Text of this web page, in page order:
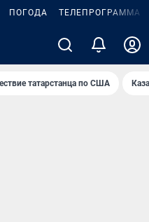
ПОГОДА ТЕЛЕПРОГРАММА
татарстанца по США